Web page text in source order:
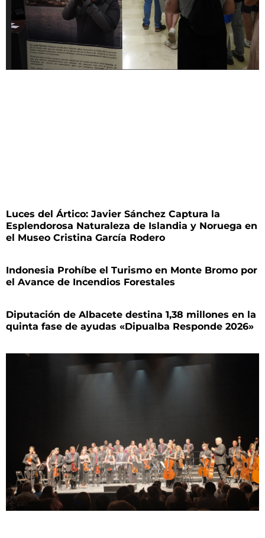
Luces del Ártico: Javier Sánchez Captura la
Esplendorosa Naturaleza de Islandia y Noruega en
el Museo Cristina García Rodero
Indonesia Prohíbe el Turismo en Monte Bromo por
el Avance de Incendios Forestales
Diputación de Albacete destina 1,38 millones en la
quinta fase de ayudas «Dipualba Responde 2026»